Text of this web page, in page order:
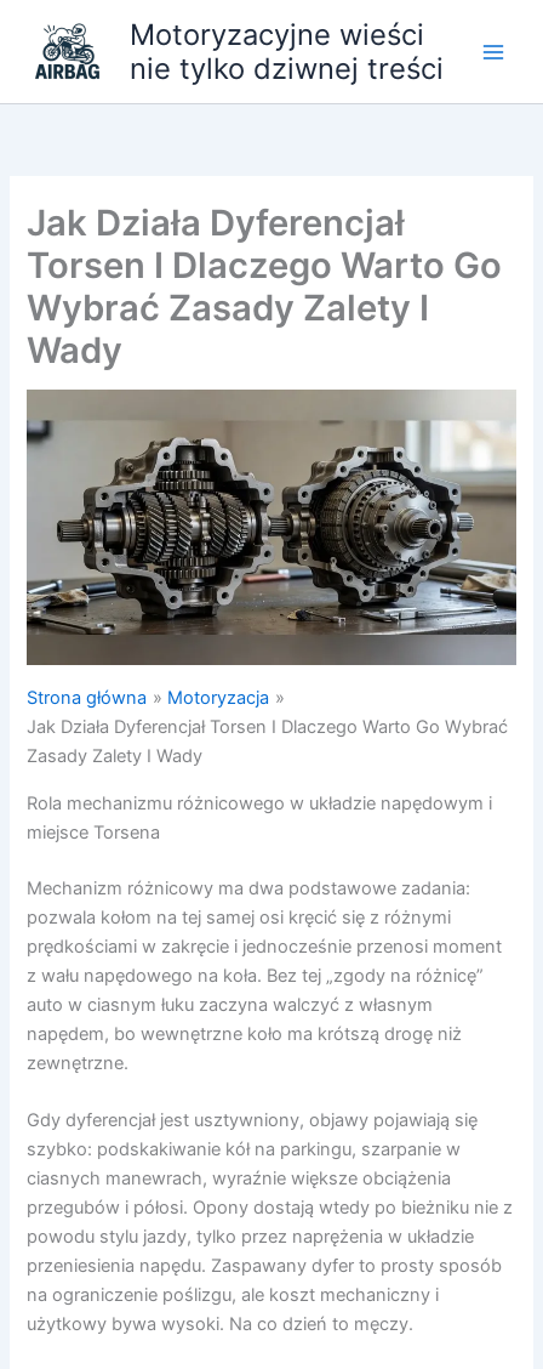
treści
Motoryzacyjne wieści
nie tylko dziwnej treści
Jak Działa Dyferencjał
Torsen I Dlaczego Warto Go
Wybrać Zasady Zalety I
Wady
Strona główna
Motoryzacja
Jak Działa Dyferencjał Torsen I Dlaczego Warto Go Wybrać
Zasady Zalety I Wady
Rola mechanizmu różnicowego w układzie napędowym i
miejsce Torsena
Mechanizm różnicowy ma dwa podstawowe zadania:
pozwala kołom na tej samej osi kręcić się z różnymi
prędkościami w zakręcie i jednocześnie przenosi moment
z wału napędowego na koła. Bez tej „zgody na różnicę”
auto w ciasnym łuku zaczyna walczyć z własnym
napędem, bo wewnętrzne koło ma krótszą drogę niż
zewnętrzne.
Gdy dyferencjał jest usztywniony, objawy pojawiają się
szybko: podskakiwanie kół na parkingu, szarpanie w
ciasnych manewrach, wyraźnie większe obciążenia
przegubów i półosi. Opony dostają wtedy po bieżniku nie z
powodu stylu jazdy, tylko przez naprężenia w układzie
przeniesienia napędu. Zaspawany dyfer to prosty sposób
na ograniczenie poślizgu, ale koszt mechaniczny i
użytkowy bywa wysoki. Na co dzień to męczy.